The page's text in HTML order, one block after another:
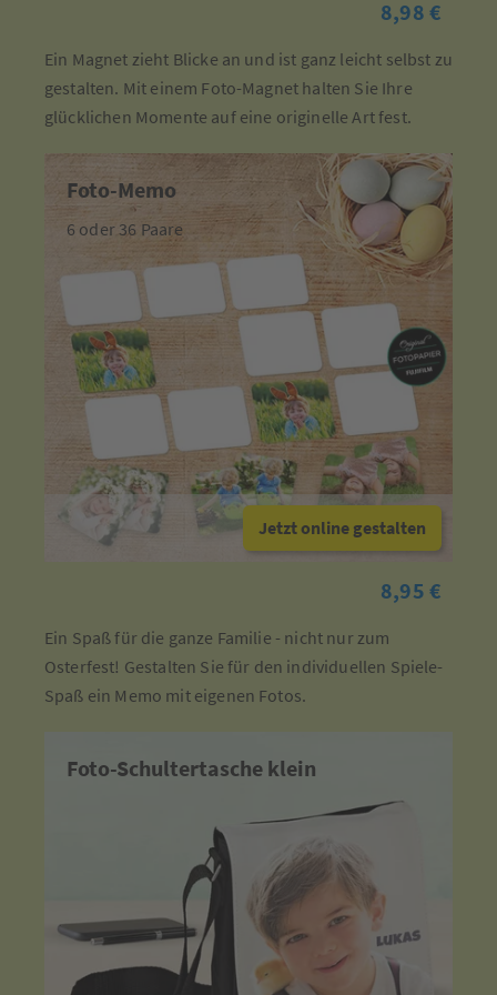
8,98 €
Ein Magnet zieht Blicke an und ist ganz leicht selbst zu
gestalten. Mit einem Foto-Magnet halten Sie Ihre
glücklichen Momente auf eine originelle Art fest.
Foto-Memo
6 oder 36 Paare
Jetzt online gestalten
8,95 €
Ein Spaß für die ganze Familie - nicht nur zum
Osterfest! Gestalten Sie für den individuellen Spiele-
Spaß ein Memo mit eigenen Fotos.
Foto-Schultertasche klein